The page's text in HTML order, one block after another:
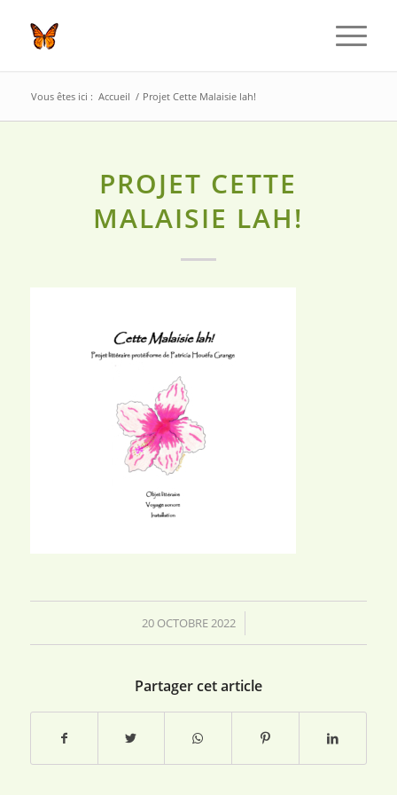
Vous êtes ici : Accueil / Projet Cette Malaisie lah!
PROJET CETTE
MALAISIE LAH!
20 OCTOBRE 2022
/
Partager cet article